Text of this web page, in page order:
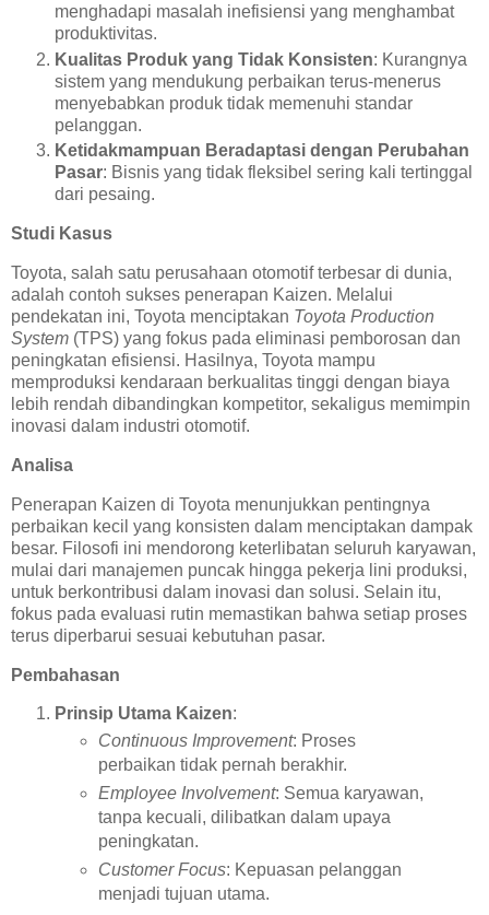
menghadapi masalah inefisiensi yang menghambat
produktivitas.
Kualitas Produk yang Tidak Konsisten: Kurangnya
sistem yang mendukung perbaikan terus-menerus
menyebabkan produk tidak memenuhi standar
pelanggan.
Ketidakmampuan Beradaptasi dengan Perubahan
Pasar: Bisnis yang tidak fleksibel sering kali tertinggal
dari pesaing.
Studi Kasus
Toyota, salah satu perusahaan otomotif terbesar di dunia,
adalah contoh sukses penerapan Kaizen. Melalui
pendekatan ini, Toyota menciptakan Toyota Production
System (TPS) yang fokus pada eliminasi pemborosan dan
peningkatan efisiensi. Hasilnya, Toyota mampu
memproduksi kendaraan berkualitas tinggi dengan biaya
lebih rendah dibandingkan kompetitor, sekaligus memimpin
inovasi dalam industri otomotif.
Analisa
Penerapan Kaizen di Toyota menunjukkan pentingnya
perbaikan kecil yang konsisten dalam menciptakan dampak
besar. Filosofi ini mendorong keterlibatan seluruh karyawan,
mulai dari manajemen puncak hingga pekerja lini produksi,
untuk berkontribusi dalam inovasi dan solusi. Selain itu,
fokus pada evaluasi rutin memastikan bahwa setiap proses
terus diperbarui sesuai kebutuhan pasar.
Pembahasan
Prinsip Utama Kaizen:
Continuous Improvement: Proses
perbaikan tidak pernah berakhir.
Employee Involvement: Semua karyawan,
tanpa kecuali, dilibatkan dalam upaya
peningkatan.
Customer Focus: Kepuasan pelanggan
menjadi tujuan utama.